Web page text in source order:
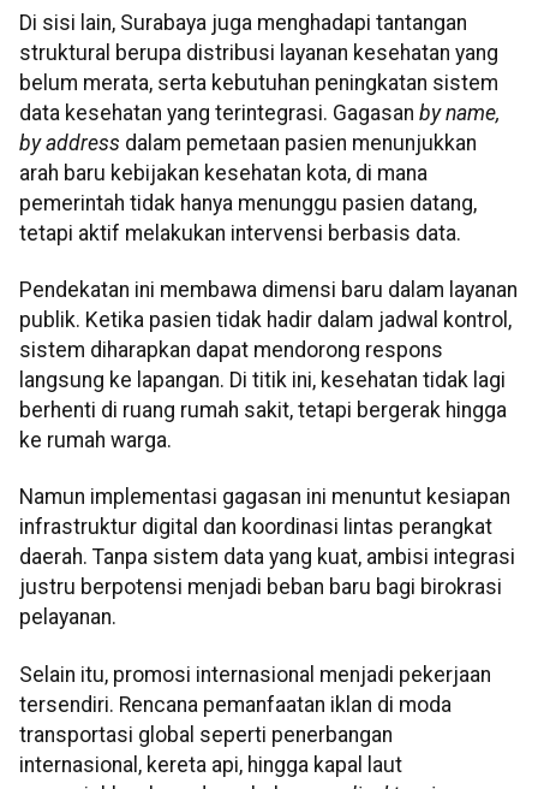
Di sisi lain, Surabaya juga menghadapi tantangan
struktural berupa distribusi layanan kesehatan yang
belum merata, serta kebutuhan peningkatan sistem
data kesehatan yang terintegrasi. Gagasan by name,
by address dalam pemetaan pasien menunjukkan
arah baru kebijakan kesehatan kota, di mana
pemerintah tidak hanya menunggu pasien datang,
tetapi aktif melakukan intervensi berbasis data.
Pendekatan ini membawa dimensi baru dalam layanan
publik. Ketika pasien tidak hadir dalam jadwal kontrol,
sistem diharapkan dapat mendorong respons
langsung ke lapangan. Di titik ini, kesehatan tidak lagi
berhenti di ruang rumah sakit, tetapi bergerak hingga
ke rumah warga.
Namun implementasi gagasan ini menuntut kesiapan
infrastruktur digital dan koordinasi lintas perangkat
daerah. Tanpa sistem data yang kuat, ambisi integrasi
justru berpotensi menjadi beban baru bagi birokrasi
pelayanan.
Selain itu, promosi internasional menjadi pekerjaan
tersendiri. Rencana pemanfaatan iklan di moda
transportasi global seperti penerbangan
internasional, kereta api, hingga kapal laut